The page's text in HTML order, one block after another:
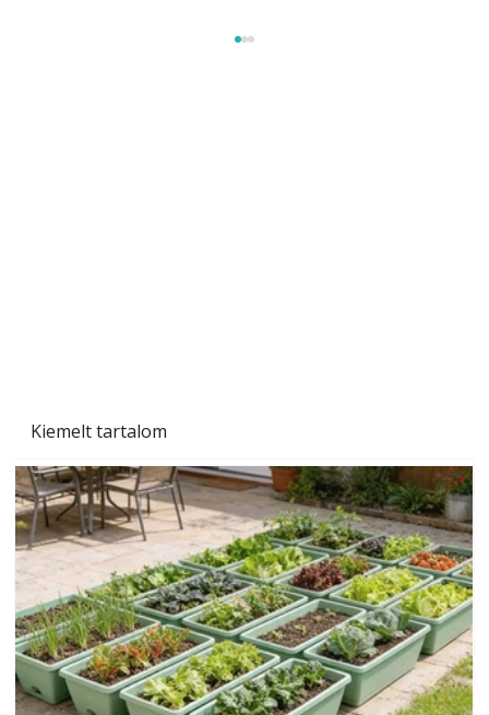
Kiemelt tartalom